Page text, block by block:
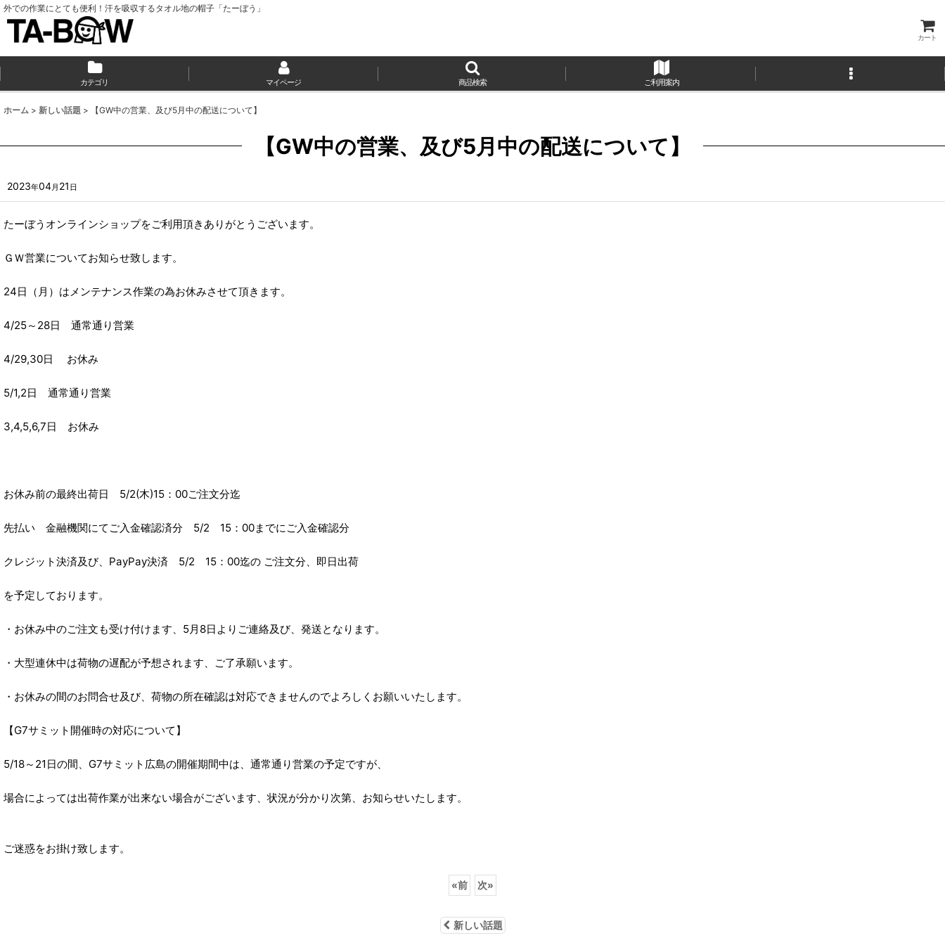
外での作業にとても便利！汗を吸収するタオル地の帽子「たーぼう」
カート
カテゴリ マイページ 商品検索 ご利用案内
ホーム > 新しい話題 > 【GW中の営業、及び5月中の配送について】
【GW中の営業、及び5月中の配送について】
2023年04月 21 日
たーぼうオンラインショップをご利用頂きありがとうございます。
ＧＷ営業についてお知らせ致します。
24日（月）はメンテナンス作業の為お休みさせて頂きます。
4/25～28日 通常通り営業
4/29,30日 お休み
5/1,2日 通常通り営業
3,4,5,6,7日 お休み
お休み前の最終出荷日 5/2(木)15：00ご注文分迄
先払い 金融機関にてご入金確認済分 5/2 15：00までにご入金確認分
クレジット決済及び、PayPay決済 5/2 15：00迄の ご注文分、即日出荷
を予定しております。
・お休み中のご注文も受け付けます、5月8日よりご連絡及び、発送となります。
・大型連休中は荷物の遅配が予想されます、ご了承願います。
・お休みの間のお問合せ及び、荷物の所在確認は対応できませんのでよろしくお願いいたします。
【G7サミット開催時の対応について】
5/18～21日の間、G7サミット広島の開催期間中は、通常通り営業の予定ですが、
場合によっては出荷作業が出来ない場合がございます、状況が分かり次第、お知らせいたします。
ご迷惑をお掛け致します。
«前 次»
新しい話題